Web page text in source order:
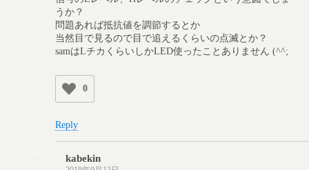
うか？
問題あれば抵抗値を調節するとか
当然目で見るので目で追えるくらいの点滅とか？
samはLチカくらいしかLED使ったことありません (^^;
0
Reply
kabekin